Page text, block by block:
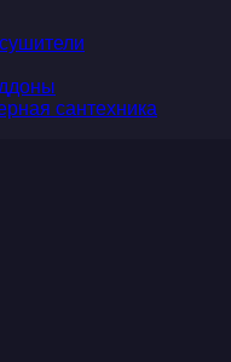
сантехника